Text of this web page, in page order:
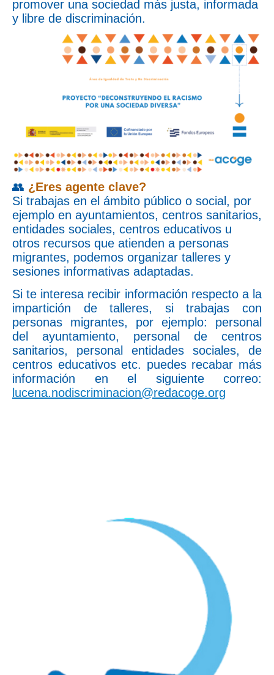
promover una sociedad más justa, informada
y libre de discriminación.
👥 ¿Eres agente clave?
Si trabajas en el ámbito público o social, por
ejemplo en ayuntamientos, centros sanitarios,
entidades sociales, centros educativos u
otros recursos que atienden a personas
migrantes, podemos organizar talleres y
sesiones informativas adaptadas.
Si te interesa recibir información respecto a la
impartición de talleres, si trabajas con
personas migrantes, por ejemplo: personal
del ayuntamiento, personal de centros
sanitarios, personal entidades sociales, de
centros educativos etc. puedes recabar más
información en el siguiente correo:
lucena.nodiscriminacion@redacoge.org